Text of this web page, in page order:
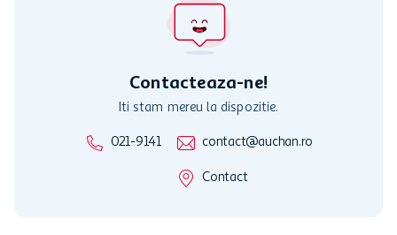
activitati in afara celor mentionate in Termene si Conditii. Auchan
nu raspunde pentru imposibilitatea utilizarii Cardului in perioada in
care aceste este suspendat sau in perioada in care sunt efectuate
Contacteaza-ne!
Iti stam mereu la dispozitie.
021-9141 contact@auchan.ro
Contact